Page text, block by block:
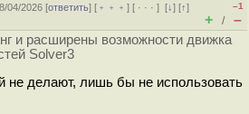
04/2026 [ответить] [ ﹢﹢﹢] [ · · ·][↓] [↑]
–1
+ / –
и расширены возможности движка
Solver3
не делают, лишь бы не использовать